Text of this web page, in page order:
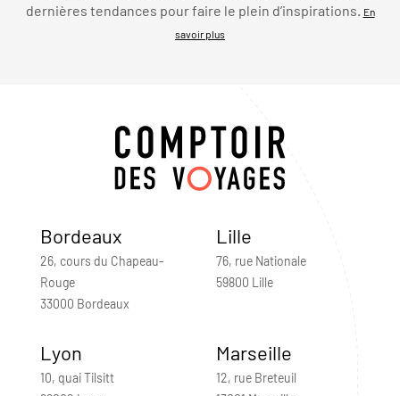
dernières tendances pour faire le plein d’inspirations. En
savoir plus
Bordeaux
26, cours du Chapeau-
Rouge
33000 Bordeaux
Lille
76, rue Nationale
59800 Lille
Lyon
10, quai Tilsitt
Marseille
12, rue Breteuil